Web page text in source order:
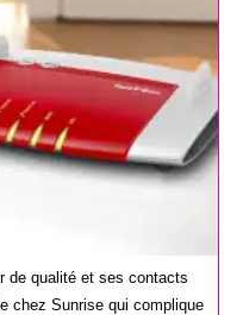
de qualité et ses contacts
chez Sunrise qui complique